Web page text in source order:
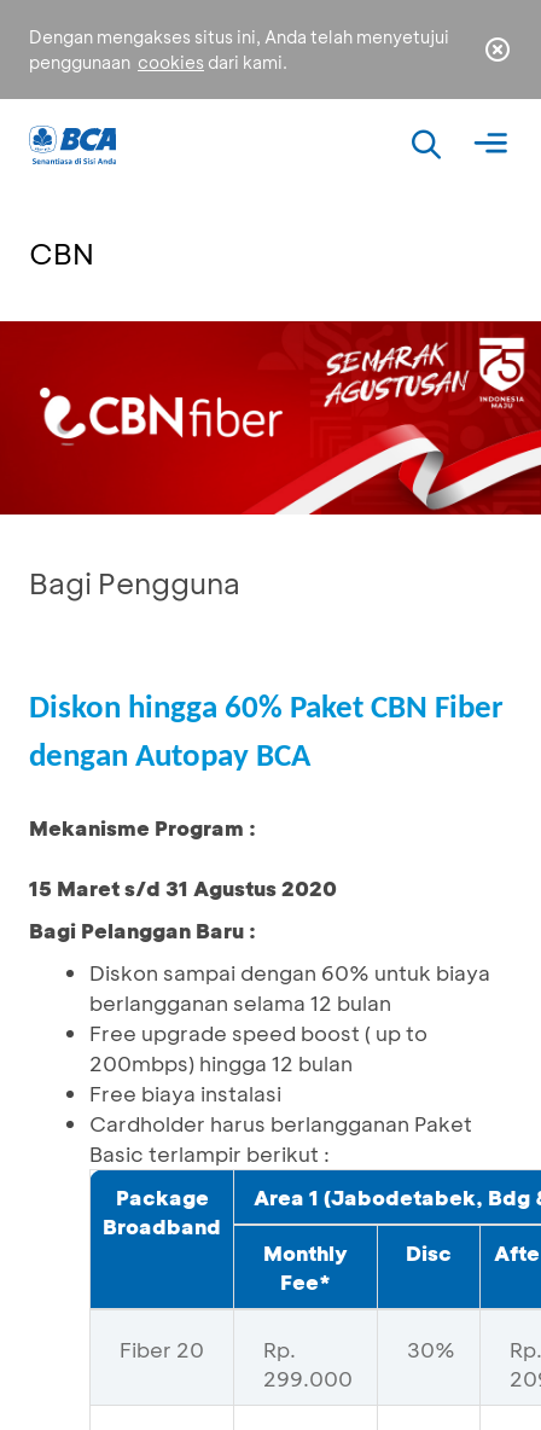
Dengan mengakses situs ini, Anda telah menyetujui
penggunaan cookies dari kami.
CBN
Bagi Pengguna
Diskon hingga 60% Paket CBN Fiber
dengan Autopay BCA
Mekanisme Program :
15 Maret s/d 31 Agustus 2020
Bagi Pelanggan Baru :
Diskon sampai dengan 60% untuk biaya
berlangganan selama 12 bulan
Free upgrade speed boost ( up to
200mbps) hingga 12 bulan
Free biaya instalasi
Cardholder harus berlangganan Paket
Basic terlampir berikut :
Package
Broadband
Area 1 (Jabodetabek, Bdg
Monthly
Fee*
Disc
Fiber 20
Rp.
299.000
30%
Rp.